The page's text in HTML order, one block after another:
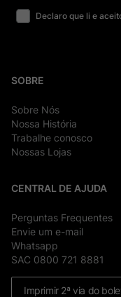
Declaro que li e
SOBRE
Sobre Nós
Nossa História
Trabalhe conosco
Nossas Lojas
CENTRAL DE AJUDA
Perguntas Frequentes
Envie um e-mail
Whatsapp
SAC 0800 721 8881
Imprimir 2ª via do